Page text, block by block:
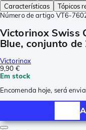
Características
Tópicos
Número de artigo VT6-
Victorinox Swiss
Blue, conjunto
Victorinox
9,90 €
Em stock
Encomenda hoje, será